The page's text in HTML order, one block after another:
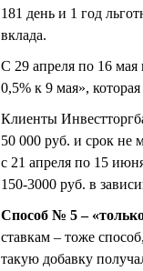
181 день и 1 год
вклада.
С 29 апреля по 16
0,5% к 9 мая»,
Клиенты
50 000 руб. и срок не
с 21 апреля по 15
150-3000 руб. в
Способ № 5 –
ставкам – тоже
такую добавку